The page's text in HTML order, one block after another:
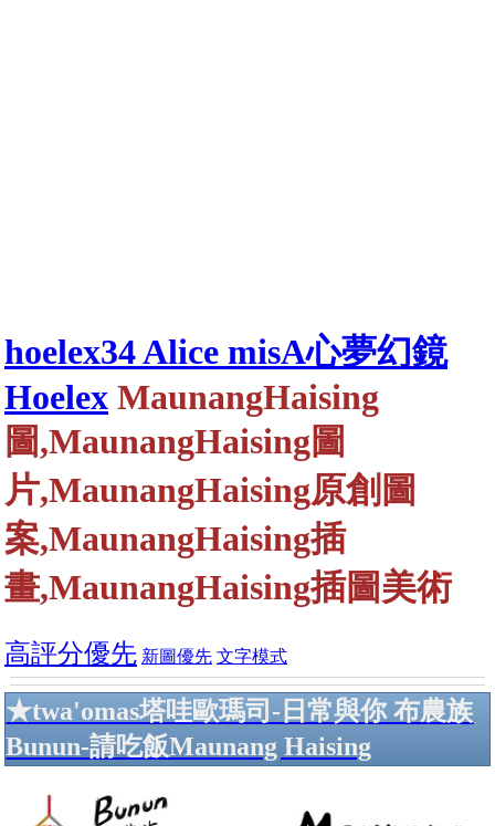
hoelex34 Alice misA心夢幻鏡
Hoelex MaunangHaising
圖,MaunangHaising圖
片,MaunangHaising原創圖
案,MaunangHaising插
畫,MaunangHaising插圖美術
高評分優先 新圖優先 文字模式
★twa'omas塔哇歐瑪司-日常與你 布農族
Bunun-請吃飯Maunang Haising